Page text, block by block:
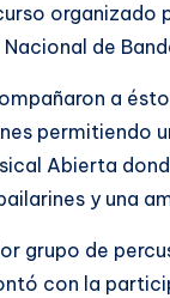
organizado
de
a
permitiendo
Abierta
y una
grupo de
con la